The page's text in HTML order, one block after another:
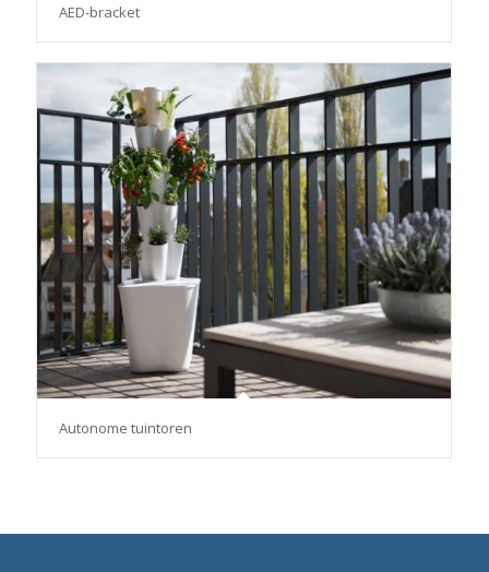
AED-bracket
Autonome tuintoren